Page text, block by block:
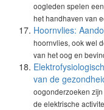
oogleden spelen
het handhaven van
Hoornvlies:
hoornvlies, ook wel
van het oog en
van de
oogonderzoeken
de elektrische